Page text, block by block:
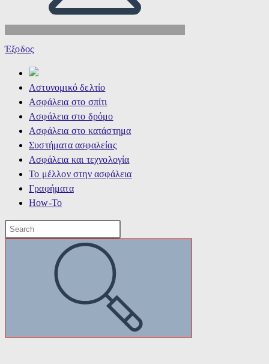
Έξοδος
Αστυνομικό δελτίο
Ασφάλεια στο σπίτι
Ασφάλεια στο δρόμο
Ασφάλεια στο κατάστημα
Συστήματα ασφαλείας
Ασφάλεια και τεχνολογία
Το μέλλον στην ασφάλεια
Γραφήματα
How-To